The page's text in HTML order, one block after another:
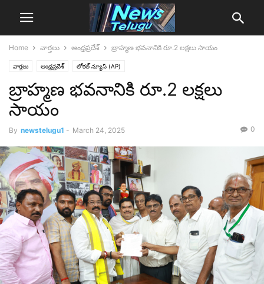
Home వార్తలు ఆంధ్రప్రదేశ్‌ బ్రాహ్మణ భవనానికి రూ.2 లక్షలు సాయం
వార్తలు ఆంధ్రప్రదేశ్‌ లోక‌ల్ న్యూస్‌ (AP)
బ్రాహ్మణ భవనానికి రూ.2 లక్షలు
సాయం
By newstelugu1 - March 24, 2025 0